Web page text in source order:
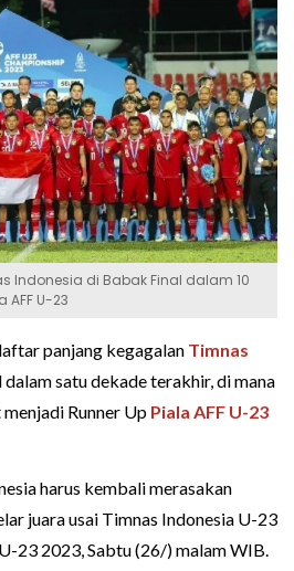
Indonesia di Babak Final dalam 10
AFF U-23
panjang kegagalan Timnas
satu dekade terakhir, di mana
Runner Up Piala AFF U-23
harus kembali merasakan
juara usai Timnas Indonesia U-23
23 2023, Sabtu (26/) malam WIB.